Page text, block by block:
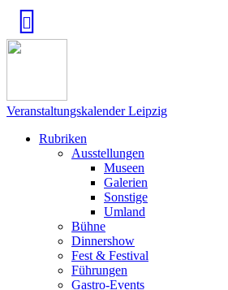
Veranstaltungskalender Leipzig
Rubriken
Ausstellungen
Museen
Galerien
Sonstige
Umland
Bühne
Dinnershow
Fest & Festival
Führungen
Gastro-Events